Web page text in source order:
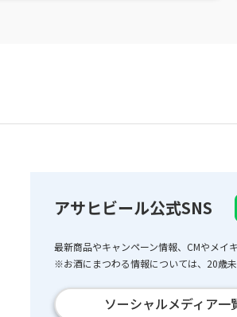
アサヒビール公式SNS
最新商品やキャンペーン情報、CMやメイ
※お酒にまつわる情報については、20歳
ソーシャルメディア一